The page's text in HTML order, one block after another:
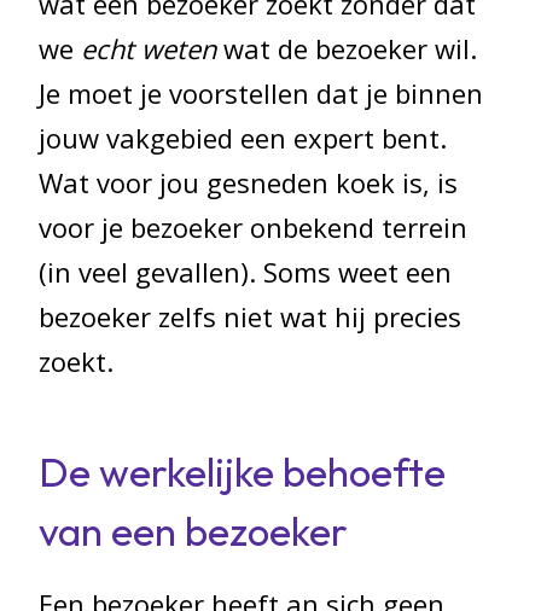
we echt wetenwat de bezoeker wil.
Je moet je voorstellen dat je binnen
jouw vakgebied een expert bent.
Wat voor jou gesneden koek is, is
voor je bezoeker onbekend terrein
(in veel gevallen). Soms weet een
bezoeker zelfs niet wat hij precies
zoekt.
De werkelijke behoefte
van een bezoeker
Een bezoeker heeft an sich geen